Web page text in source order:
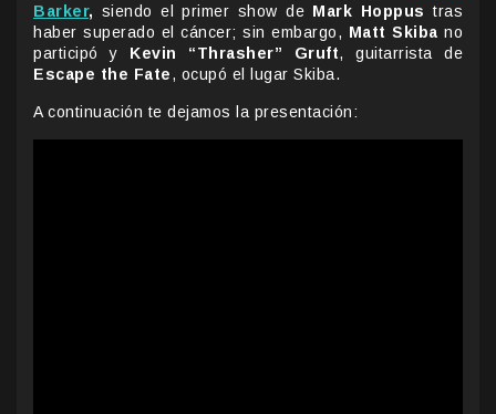
Barker, siendo el primer show de Mark Hoppus tras
haber superado el cáncer; sin embargo, Matt Skiba no
participó y Kevin “Thrasher” Gruft, guitarrista de
Escape the Fate, ocupó el lugar Skiba.
A continuación te dejamos la presentación: